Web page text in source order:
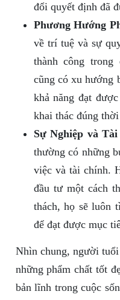
đổi quyết định đã
Phương Hướng
về trí tuệ và sự
thành công
cũng có xu hướng
khả năng đạt
khai thác đúng
Sự Nghiệp và
thường có những
việc và tài chính.
đầu tư một cách
thách, họ sẽ luôn
để đạt được mục
Nhìn chung, người
những phẩm chất tốt
bản lĩnh trong cuộc